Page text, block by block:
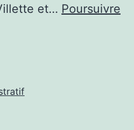
et… Poursuivre